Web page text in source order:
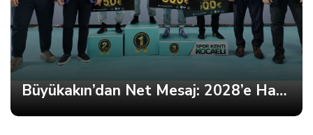
Büyükakın’dan Net Mesaj: 2028’e Hazırız